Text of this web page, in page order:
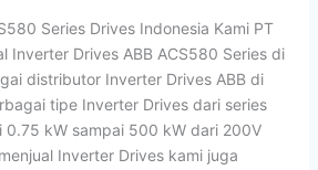
Series Drives Indonesia Kami PT
Inverter Drives ABB ACS580 Series di
distributor Inverter Drives ABB di
tipe Inverter Drives dari series
0.75 kW sampai 500 kW dari 200V
Inverter Drives kami juga